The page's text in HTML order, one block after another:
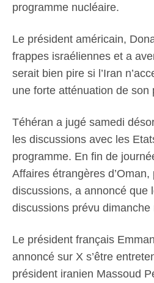
programme nucléaire.
Le président américain,
frappes israéliennes et a
serait bien pire si l’Iran
une forte atténuation de son
Téhéran a jugé samedi
les discussions avec les
programme. En fin de
Affaires étrangères
discussions, a annoncé que
discussions prévu dimanche
Le président français
annoncé sur X s’être
président iranien Massoud